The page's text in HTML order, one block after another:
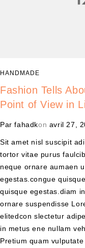
HANDMADE
Fashion Tells
Point of View in
Par fahadkon avril 27,
Sit amet nisl suscipit
tortor vitae purus
neque ornare aumaen
egestas.congue
quisque egestas.diam
ornare suspendisse
elitedcon slectetur
in metus ene nullam
Pretium quam